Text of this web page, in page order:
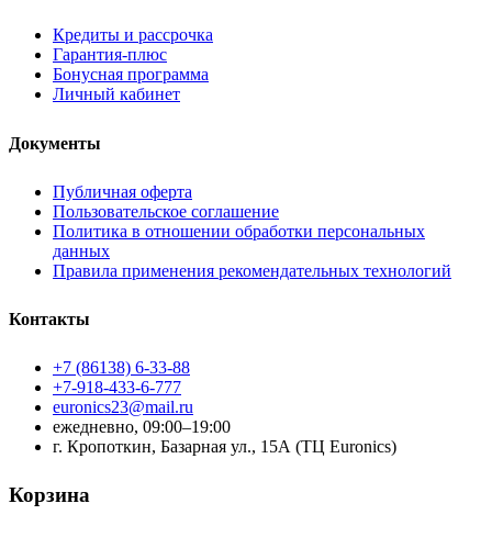
Кредиты и рассрочка
Гарантия-плюс
Бонусная программа
Личный кабинет
Документы
Публичная оферта
Пользовательское соглашение
Политика в отношении обработки персональных
данных
Правила применения рекомендательных технологий
Контакты
+7 (86138) 6-33-88
+7-918-433-6-777
euronics23@mail.ru
ежедневно, 09:00–19:00
г. Кропоткин, Базарная ул., 15А (ТЦ Euronics)
Корзина